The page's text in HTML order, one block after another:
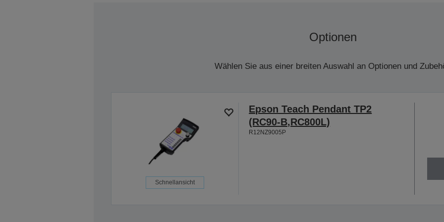
Optionen
Wählen Sie aus einer breiten Auswahl an Optionen und
Schnellansicht
Epson Teach Pendant TP2
(RC90-B,RC800L)
R12NZ9005P